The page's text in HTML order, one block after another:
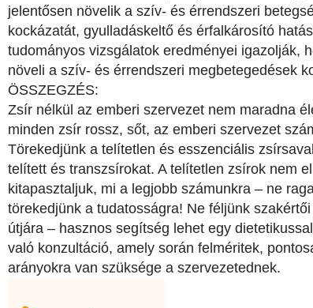
jelentősen növelik a szív- és érrendszeri
kockázatát, gyulladáskeltő és érfalkárosító
tudományos vizsgálatok eredményei igazolják,
növeli a szív- és érrendszeri megbetegedések
ÖSSZEGZÉS:
Zsír nélkül az emberi szervezet nem maradna
minden zsír rossz, sőt, az emberi szervezet
Törekedjünk a telítetlen és esszenciális
telített és transzsírokat. A telítetlen zsírok nem
kitapasztaljuk, mi a legjobb számunkra – ne
törekedjünk a tudatosságra! Ne féljünk
útjára – hasznos segítség lehet egy
való konzultáció, amely során felméritek,
arányokra van szüksége a szervezetednek.